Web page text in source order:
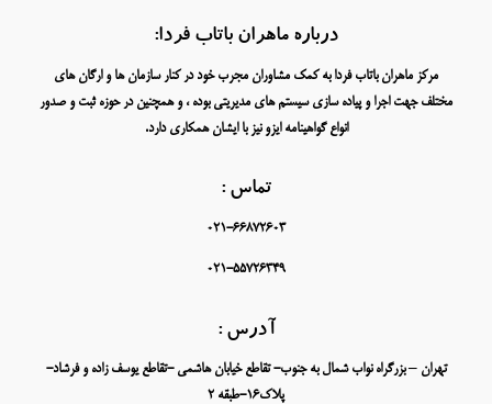
درباره ماهران باتاب فردا:
مرکز ماهران باتاب فردا به کمک مشاوران مجرب خود در کنار سازمان ها و ارگان های
مختلف جهت اجرا و پیاده سازی سیستم های مدیریتی بوده ، و همچنین در حوزه ثبت و صدور
انواع گواهینامه ایزو نیز با ایشان همکاری دارد.
تماس :
021-66872603
021-55726349
آدرس :
تهران – بزرگراه نواب شمال به جنوب- تقاطع خیابان هاشمی -تقاطع یوسف زاده و فرشاد-
پلاک16-طبقه 2